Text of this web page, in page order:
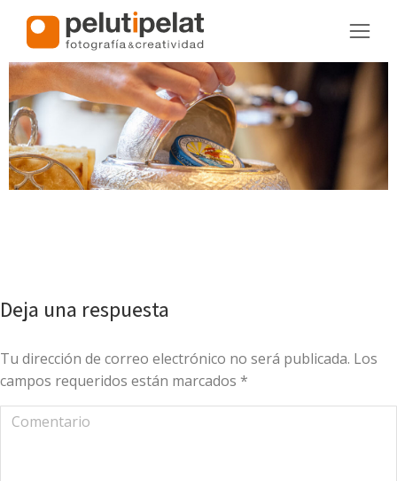
Deja una respuesta
Tu dirección de correo electrónico no será publicada. Los
campos requeridos están marcados *
Comentario